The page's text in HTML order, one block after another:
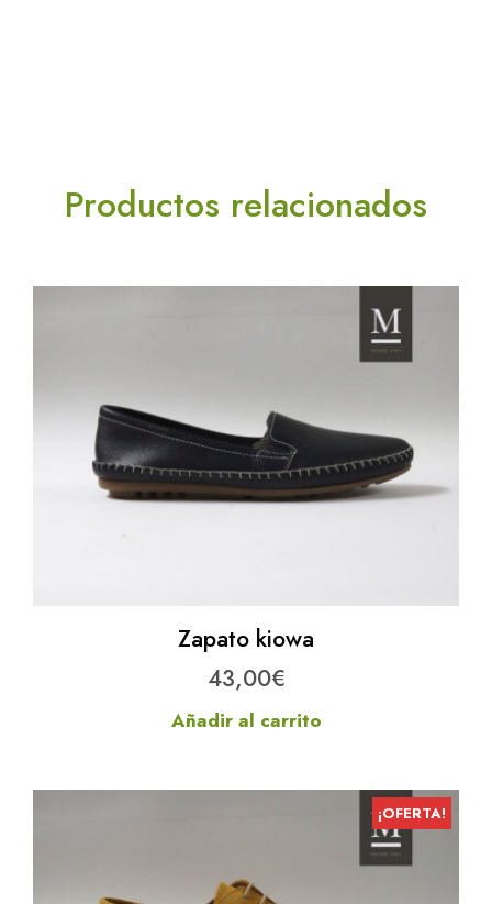
Productos relacionados
Zapato kiowa
43,00€
Añadir al carrito
¡OFERTA!